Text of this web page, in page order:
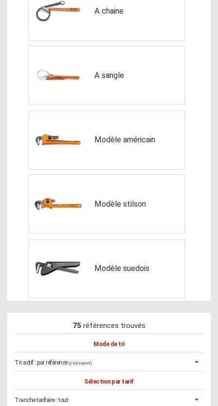
A chaine
A sangle
Modèle américain
Modèle stilson
Modèle suedois
75 références trouvés
Mode de tri
Tri actif : par référence (croissant)
Sélection par tarif
Tranche tarifaire :tout